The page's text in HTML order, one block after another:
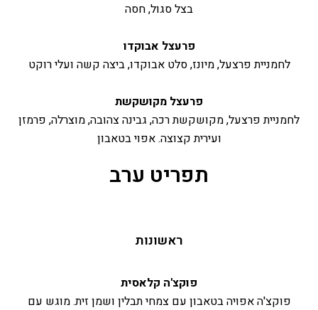
בצל סגול, חסה
פרעצל אבוקדו
לחמניית פרצעל, מיונז, סלט אבוקדו, ביצה קשה ועלי רוקט
פרעצל מקושקשת
לחמניית פרצעל, מקושקשת רכה, גבינה צהובה, מוצרלה, פרמזן
ועירית קצוצה. אפוי בטאבון
תפריט ערב
ראשונות
פוקצ'ה קלאסית
פוקצ'ה אפויה בטאבון עם צמחי תבלין ושמן זית. מוגש עם